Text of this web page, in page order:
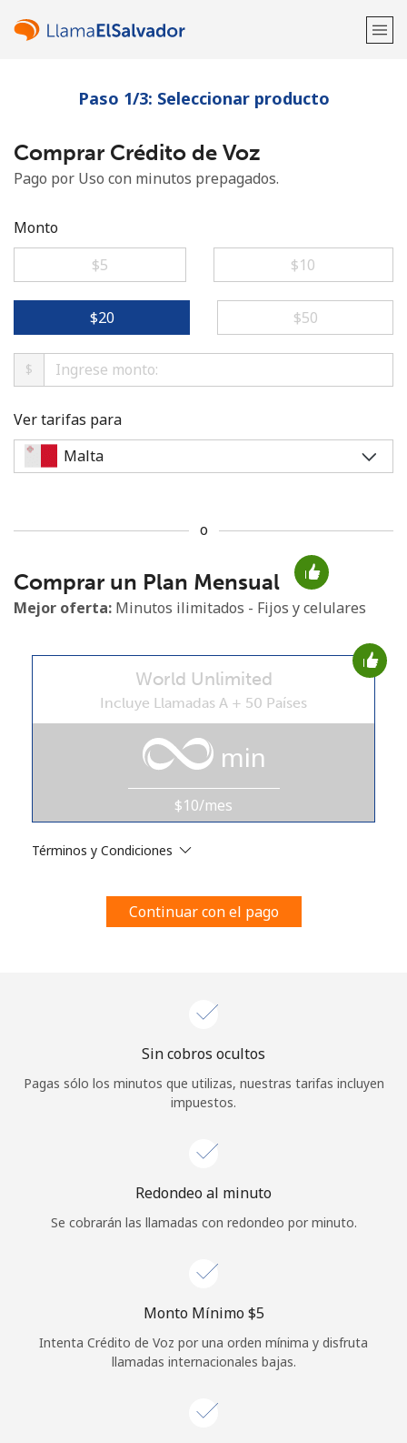
¡Bienvenido!
¿Ya tienes una cuenta?Inicia sesión →
No se ha creado una contraseña
Mínimo 8 caracteres
Una letra mayúscula y una minúscula
Un número
estosTérminos y condiciones.
Únete
¡Hola!
Inicia sesión oREGÍSTRATE →
¿Olvidaste tu contraseña? →
Continuar con
Paso 1/3: Seleccionar producto
Comprar Crédito de Voz
Pago por Uso con minutos prepagados.
Monto
⁦$5⁩
⁦$10⁩
⁦$20⁩ ⁦$50⁩
$
Ver tarifas para
o
Comprar un Plan Mensual
Mejor oferta: Minutos ilimitados - Fijos y celulares
World Unlimited
Incluye Llamadas A + 50 Países
min
$10/mes
Términos y Condiciones
Continuar con el pago
Sin cobros ocultos
Pagas sólo los minutos que utilizas, nuestras tarifas incluyen
impuestos.
Redondeo al minuto
Se cobrarán las llamadas con redondeo por minuto.
Monto Mínimo ⁦$5⁩
Intenta Crédito de Voz por una orden mínima y disfruta
llamadas internacionales bajas.